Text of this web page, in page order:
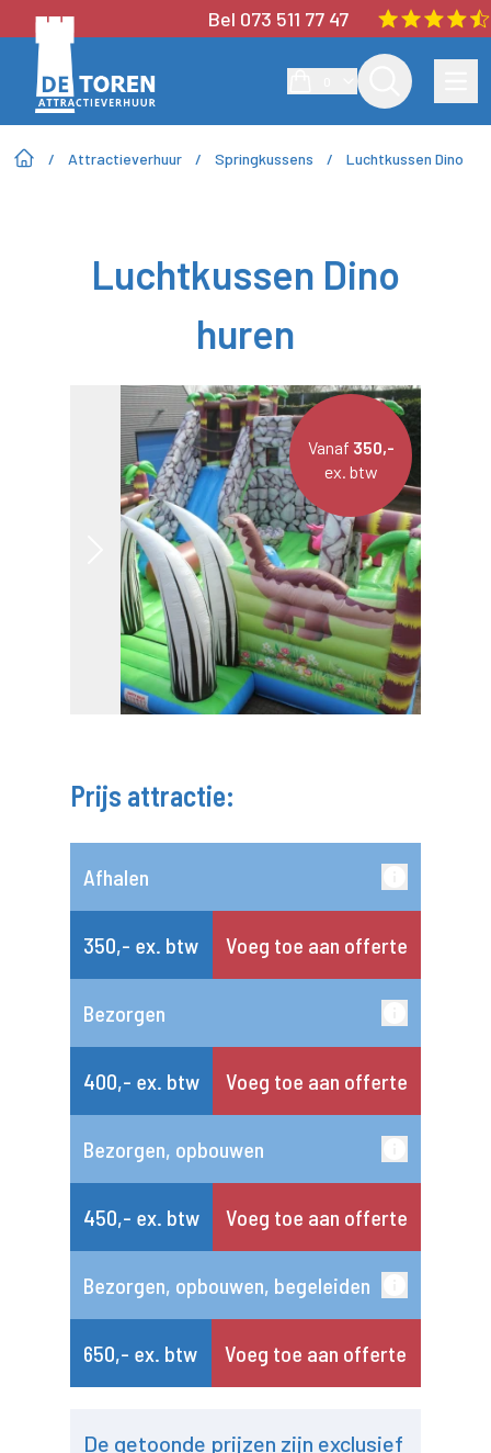
Bel 073 511 77 47
/ Attractieverhuur / Springkussens / Luchtkussen Dino
Luchtkussen Dino
huren
Vanaf 350,-
ex. btw
Prijs attractie:
Afhalen
350,- ex. btw Voeg toe aan offerte
Bezorgen
400,- ex. btw Voeg toe aan offerte
Bezorgen, opbouwen
450,- ex. btw Voeg toe aan offerte
Bezorgen, opbouwen, begeleiden
650,- ex. btw Voeg toe aan offerte
De getoonde prijzen zijn exclusief